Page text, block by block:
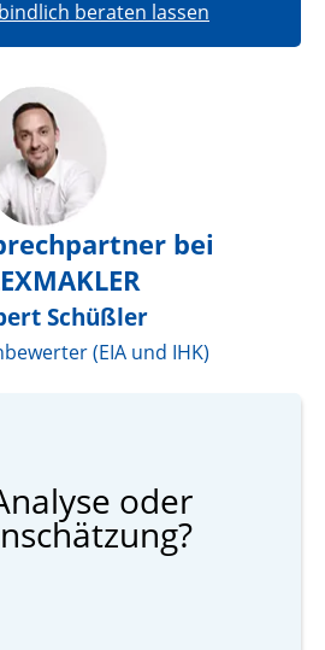
beraten lassen
bei
Schüßler
(EIA und IHK)
oder